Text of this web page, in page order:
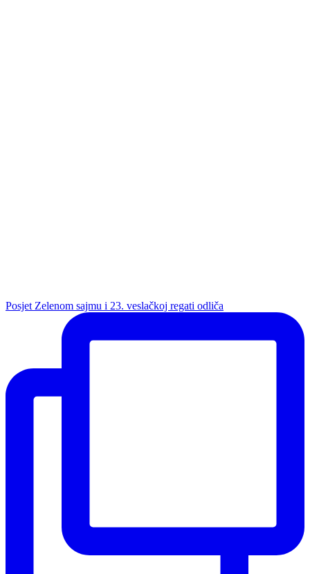
Posjet Zelenom sajmu i 23. veslačkoj regati odliča